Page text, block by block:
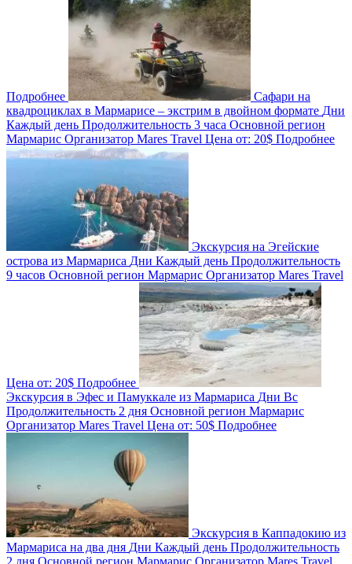
Подробнее
Сафари на
квадроциклах в Мармарисе – экстрим в двойном формате Дни
Каждый день Продолжительность 3 часа Основной регион
Мармарис Организатор Mares Travel Цена от: 20$ Подробнее
Экскурсия на Эгейские
острова из Мармариса Дни Каждый день Продолжительность
9 часов Основной регион Мармарис Организатор Mares Travel
Цена от: 20$ Подробнее
Экскурсия в Эфес и Памуккале из Мармариса Дни Вс
Продолжительность 2 дня Основной регион Мармарис
Организатор Mares Travel Цена от: 50$ Подробнее
Экскурсия в Каппадокию из
Мармариса на два дня Дни Каждый день Продолжительность
2 дня Основной регион Мармарис Организатор Mares Travel